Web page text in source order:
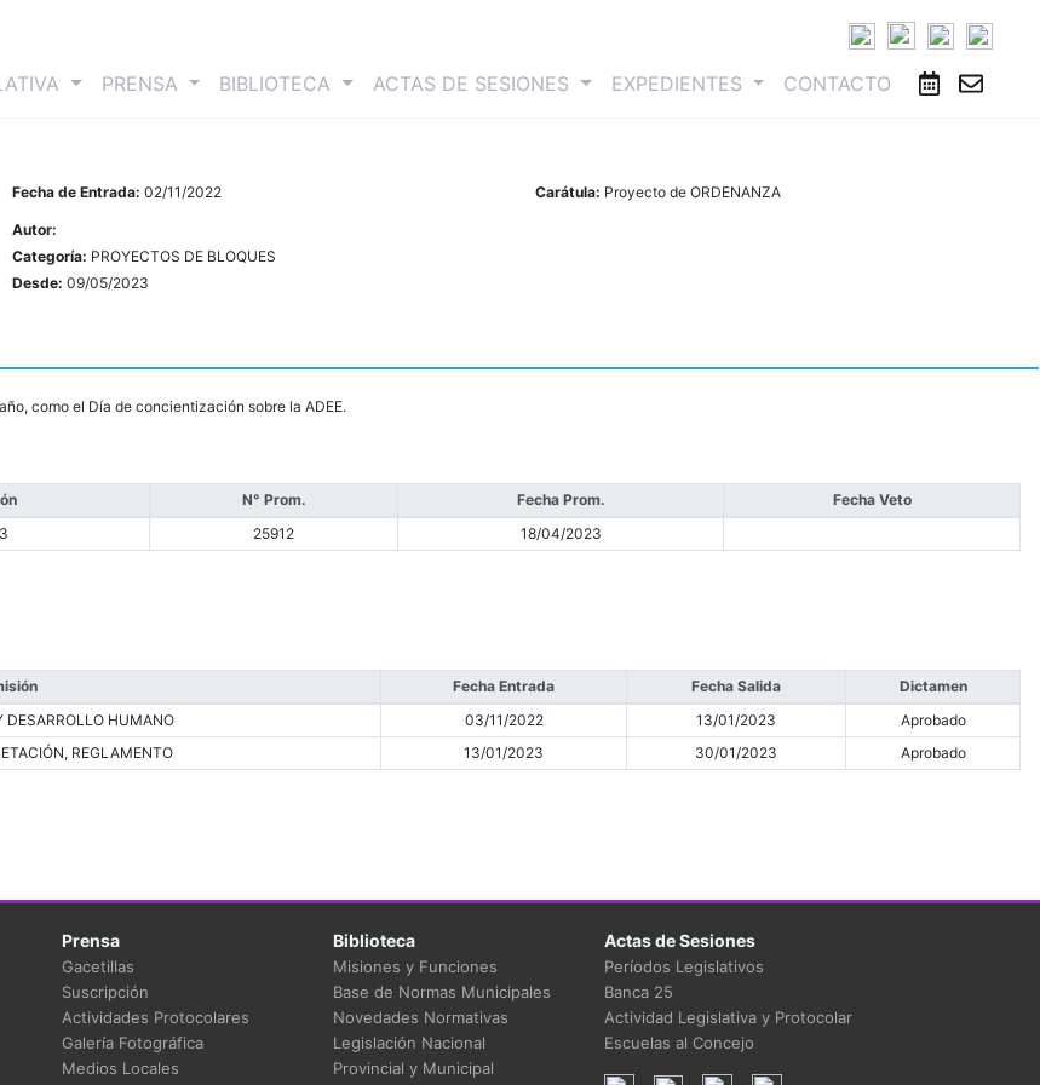
PRENSA BIBLIOTECA ACTAS DE SESIONES EXPEDIENTES CONTACTO
Fecha de Entrada:02/11/2022 Carátula: Proyecto de ORDENANZA
Autor:
Categoría: PROYECTOS DE BLOQUES
Desde:09/05/2023
como el Día de concientización sobre la ADEE.
N° Prom. Fecha Prom.
Fecha Veto
25912 18/04/2023
Fecha Entrada Fecha Salida
Dictamen
HUMANO 03/11/2022 13/01/2023
Aprobado
REGLAMENTO 13/01/2023 30/01/2023 Aprobado
Prensa
Gacetillas
Suscripción
Actividades Protocolares
Galería Fotográfica
Medios Locales
Biblioteca
Misiones y Funciones
Base de Normas Municipales
Novedades Normativas
Legislación Nacional
Provincial y Municipal
Actas de Sesiones
Períodos Legislativos
Banca 25
Actividad Legislativa y Protocolar
Escuelas al Concejo